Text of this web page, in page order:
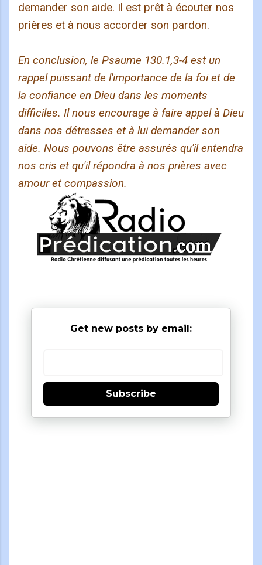
demander son aide. Il est prêt à écouter nos
prières et à nous accorder son pardon.
En conclusion, le Psaume 130.1,3-4 est un
rappel puissant de l'importance de la foi et de
la confiance en Dieu dans les moments
difficiles. Il nous encourage à faire appel à Dieu
dans nos détresses et à lui demander son
aide. Nous pouvons être assurés qu'il entendra
nos cris et qu'il répondra à nos prières avec
amour et compassion.
Get new posts by email:
Subscribe